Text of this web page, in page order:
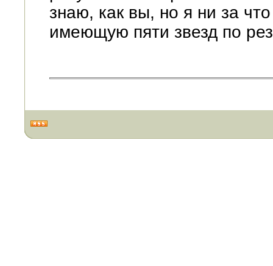
знаю, как вы, но я ни за
имеющую пяти звезд по